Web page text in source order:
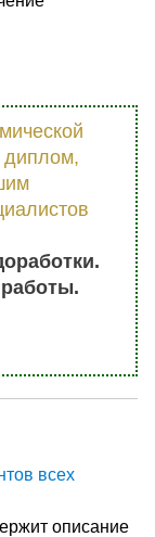
диплом,
всех
описание